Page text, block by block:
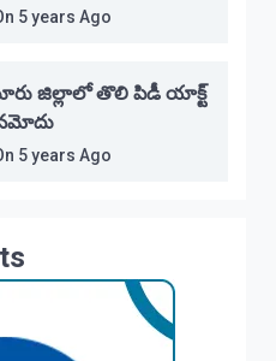
5 years Ago
జిల్లాలో తొలి పిడీ యాక్ట్
5 years Ago